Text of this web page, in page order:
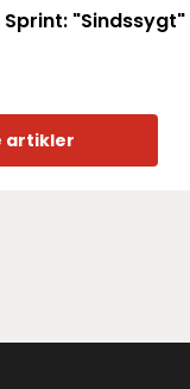
"Sindssygt"
artikler